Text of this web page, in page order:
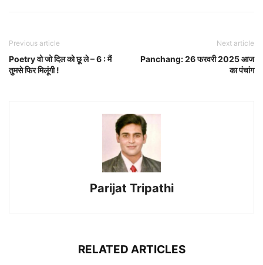
Previous article
Poetry वो जो दिल को छू ले – 6 : मैं
तुमसे फिर मिलूंगी !
Next article
Panchang: 26 फरवरी 2025 आज
का पंचांग
Parijat Tripathi
RELATED ARTICLES